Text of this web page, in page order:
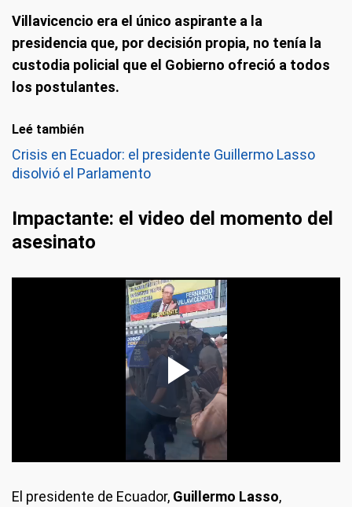
Villavicencio era el único aspirante a la
presidencia que, por decisión propia, no tenía la
custodia policial que el Gobierno ofreció a todos
los postulantes.
Leé también
Crisis en Ecuador: el presidente Guillermo Lasso
disolvió el Parlamento
Impactante: el video del momento del
asesinato
El presidente de Ecuador, Guillermo Lasso,